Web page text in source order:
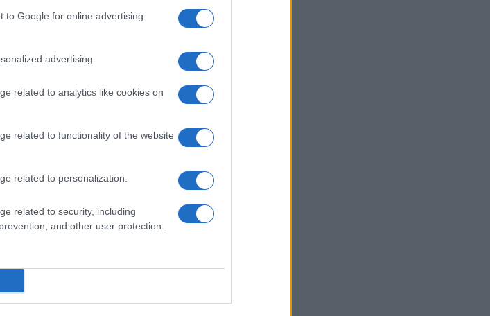
to Google for online advertising
advertising.
related to analytics like cookies on
related to functionality of the website
related to personalization.
related to security, including
and other user protection.
παγκόσμιας
μια ολοκληρωμένη
αλυσίδες εφοδιασμού
η συμμετοχή τοπικών
αξίας. Παράλληλα,
ώστε να διασφαλίσει
κυρίως με τη
φυτά πικραλίδας, σε